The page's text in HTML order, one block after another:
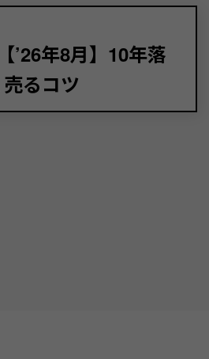
’26年8月】10年落
るコツ